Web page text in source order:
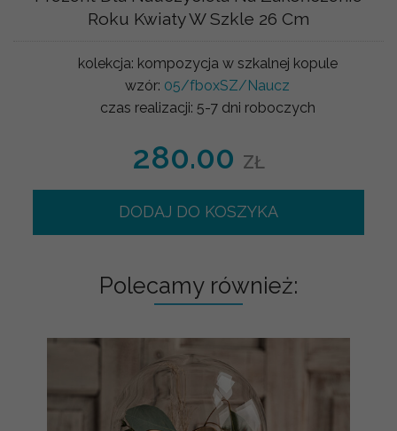
Roku Kwiaty W Szkle 26 Cm
kolekcja: kompozycja w szkalnej kopule
wzór: 05/fboxSZ/Naucz
czas realizacji: 5-7 dni roboczych
280.00 ZŁ
DODAJ DO KOSZYKA
Polecamy również: